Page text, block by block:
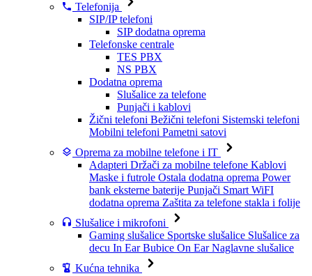
Telefonija
SIP/IP telefoni
SIP dodatna oprema
Telefonske centrale
TES PBX
NS PBX
Dodatna oprema
Slušalice za telefone
Punjači i kablovi
Žični telefoni Bežični telefoni Sistemski telefoni
Mobilni telefoni Pametni satovi
Oprema za mobilne telefone i IT
Adapteri Držači za mobilne telefone Kablovi
Maske i futrole Ostala dodatna oprema Power
bank eksterne baterije Punjači Smart WiFI
dodatna oprema Zaštita za telefone stakla i folije
Slušalice i mikrofoni
Gaming slušalice Sportske slušalice Slušalice za
decu In Ear Bubice On Ear Naglavne slušalice
Kućna tehnika